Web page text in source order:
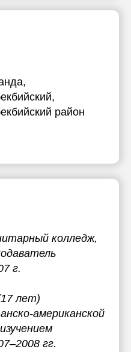
район
колледж,
г.
лет)
американской
гг.